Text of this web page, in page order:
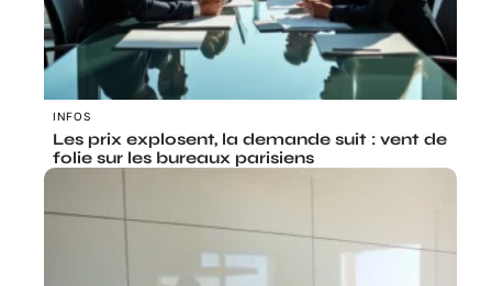
INFOS
Les prix explosent, la demande suit : vent de
folie sur les bureaux parisiens